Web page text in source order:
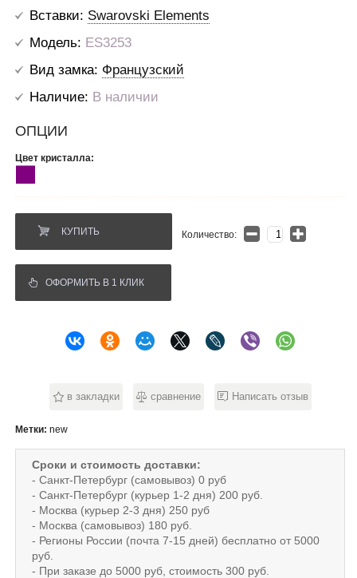
Вставки: Swarovski Elements
Модель: ES3253
Вид замка: Французский
Наличие: В наличии
ОПЦИИ
Цвет кристалла:
КУПИТЬ Количество:
ОФОРМИТЬ В 1 КЛИК
в закладки сравнение Написать отзыв
Метки: new
Сроки и стоимость доставки:
- Санкт-Петербург (самовывоз) 0 руб
- Санкт-Петербург (курьер 1-2 дня) 200 руб.
- Москва (курьер 2-3 дня) 250 руб
- Москва (самовывоз) 180 руб.
- Регионы России (почта 7-15 дней) бесплатно от 5000
руб.
- При заказе до 5000 руб, стоимость 300 руб.